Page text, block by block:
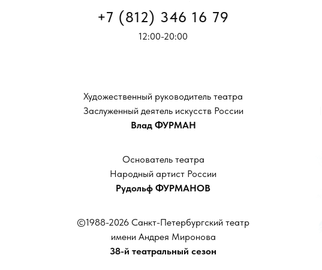
Художественный руководитель театра
Заслуженный деятель искусств России
Влад ФУРМАН
12:00-20:00
+7 (812) 346 16 79
©1988-2026 Санкт-Петербургский театр
имени Андрея Миронова
38-й театральный сезон
Основатель театра
Народный артист России
Рудольф ФУРМАНОВ